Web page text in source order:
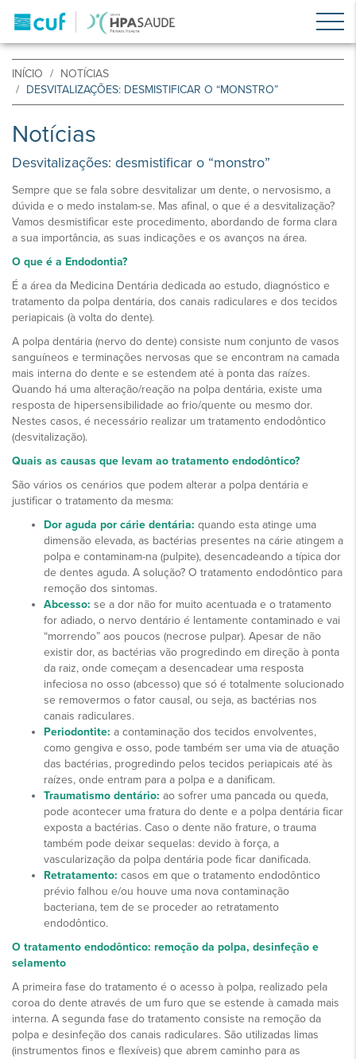
INÍCIO
NOTÍCIAS
DESVITALIZAÇÕES: DESMISTIFICAR O “MONSTRO”
Notícias
Desvitalizações: desmistificar o “monstro”
Sempre que se fala sobre desvitalizar um dente, o nervosismo, a
dúvida e o medo instalam-se. Mas afinal, o que é a desvitalização?
Vamos desmistificar este procedimento, abordando de forma clara
a sua importância, as suas indicações e os avanços na área.
O que é a Endodontia?
É a área da Medicina Dentária dedicada ao estudo, diagnóstico e
tratamento da polpa dentária, dos canais radiculares e dos tecidos
periapicais (à volta do dente).
A polpa dentária (nervo do dente) consiste num conjunto de vasos
sanguíneos e terminações nervosas que se encontram na camada
mais interna do dente e se estendem até à ponta das raízes.
Quando há uma alteração/reação na polpa dentária, existe uma
resposta de hipersensibilidade ao frio/quente ou mesmo dor.
Nestes casos, é necessário realizar um tratamento endodôntico
(desvitalização).
Quais as causas que levam ao tratamento endodôntico?
São vários os cenários que podem alterar a polpa dentária e
justificar o tratamento da mesma:
Dor aguda por cárie dentária: quando esta atinge uma
dimensão elevada, as bactérias presentes na cárie atingem a
polpa e contaminam-na (pulpite), desencadeando a típica dor
de dentes aguda. A solução? O tratamento endodôntico para
remoção dos sintomas.
Abcesso: se a dor não for muito acentuada e o tratamento
for adiado, o nervo dentário é lentamente contaminado e vai
“morrendo” aos poucos (necrose pulpar). Apesar de não
existir dor, as bactérias vão progredindo em direção à ponta
da raiz, onde começam a desencadear uma resposta
infeciosa no osso (abcesso) que só é totalmente solucionado
se removermos o fator causal, ou seja, as bactérias nos
canais radiculares.
Periodontite: a contaminação dos tecidos envolventes,
como gengiva e osso, pode também ser uma via de atuação
das bactérias, progredindo pelos tecidos periapicais até às
raízes, onde entram para a polpa e a danificam.
Traumatismo dentário: ao sofrer uma pancada ou queda,
pode acontecer uma fratura do dente e a polpa dentária ficar
exposta a bactérias. Caso o dente não frature, o trauma
também pode deixar sequelas: devido à força, a
vascularização da polpa dentária pode ficar danificada.
Retratamento: casos em que o tratamento endodôntico
prévio falhou e/ou houve uma nova contaminação
bacteriana, tem de se proceder ao retratamento
endodôntico.
O tratamento endodôntico: remoção da polpa, desinfeção e
selamento
A primeira fase do tratamento é o acesso à polpa, realizado pela
coroa do dente através de um furo que se estende à camada mais
interna. A segunda fase do tratamento consiste na remoção da
polpa e desinfeção dos canais radiculares. São utilizadas limas
(instrumentos finos e flexíveis) que abrem caminho para as